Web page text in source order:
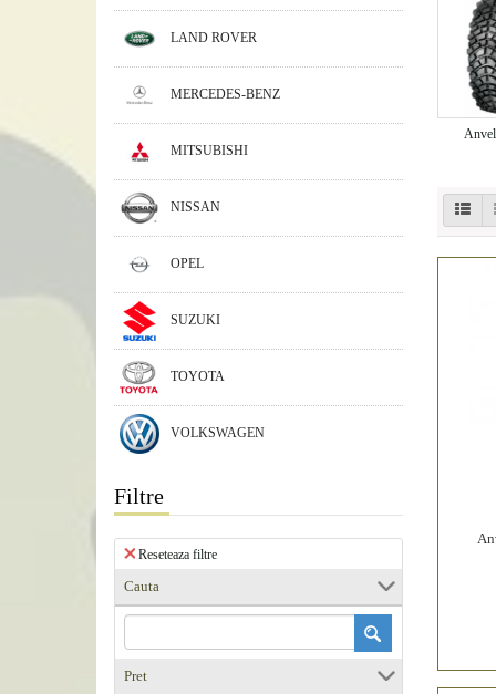
LAND ROVER
MERCEDES-BENZ
MITSUBISHI
NISSAN
OPEL
SUZUKI
TOYOTA
VOLKSWAGEN
Filtre
Reseteaza filtre
Cauta
Pret